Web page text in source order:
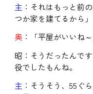
主 ：それはもっと前
つか家を建てるから
奥 ：「平屋がいいね
昭：そうだったんで
役でしたもんね。
主 ：そうそう、55ぐ